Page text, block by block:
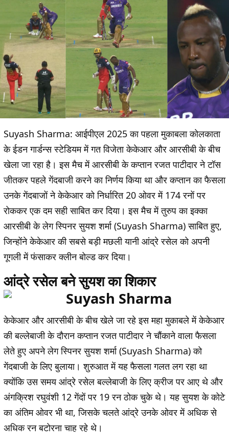
Suyash Sharma: आईपीएल 2025 का पहला मुकाबला कोलकाता
के ईडन गार्डन्स स्टेडियम में गत विजेता केकेआर और आरसीबी के बीच
खेला जा रहा है। इस मैच में आरसीबी के कप्तान रजत पाटीदार ने टॉस
जीतकर पहले गेंदबाजी करने का निर्णय किया था और कप्तान का फैसला
उनके गेंदबाजों ने केकेआर को निर्धारित 20 ओवर में 174 रनों पर
रोककर एक दम सही साबित कर दिया। इस मैच में तुरुप का इक्का
आरसीबी के लेग स्पिनर सुयश शर्मा (Suyash Sharma) साबित हुए,
जिन्होंने केकेआर की सबसे बड़ी मछली यानी आंद्रे रसेल को अपनी
गूगली में फंसाकर क्लीन बोल्ड कर दिया।
आंद्रे रसेल बने सुयश का शिकार
केकेआर और आरसीबी के बीच खेले जा रहे इस महा मुकाबले में केकेआर
की बल्लेबाजी के दौरान कप्तान रजत पाटीदार ने चौंकाने वाला फैसला
लेते हुए अपने लेग स्पिनर सुयश शर्मा (Suyash Sharma) को
गेंदबाजी के लिए बुलाया। शुरुआत में यह फैसला गलत लग रहा था
क्योंकि उस समय आंद्रे रसेल बल्लेबाजी के लिए क्रीज पर आए थे और
अंगक्रिश रघुवंशी 12 गेंदों पर 19 रन ठोक चुके थे। यह सुयश के कोटे
का अंतिम ओवर भी था, जिसके चलते आंद्रे उनके ओवर में अधिक से
अधिक रन बटोरना चाह रहे थे।